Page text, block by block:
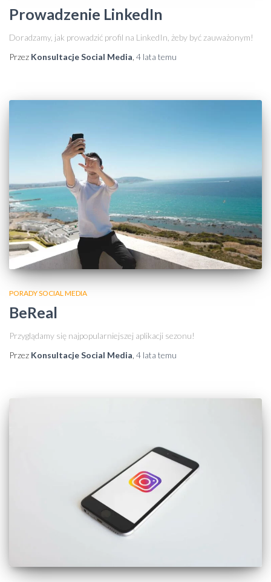
Prowadzenie LinkedIn
Doradzamy, jak prowadzić profil na LinkedIn, żeby być zauważonym!
Przez Konsultacje Social Media 4 lata temu
PORADY SOCIAL MEDIA
BeReal
Przyglądamy się najpopularniejszej aplikacji sezonu!
Przez Konsultacje Social Media 4 lata temu